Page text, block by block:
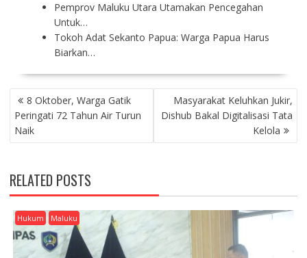
Pemprov Maluku Utara Utamakan Pencegahan
Untuk…
Tokoh Adat Sekanto Papua: Warga Papua Harus
Biarkan…
P
O
S
T
A
V
I
G
A
T
8 Oktober, Warga Gatik
Peringati 72 Tahun Air Turun
Naik
Masyarakat Keluhkan Jukir,
Dishub Bakal Digitalisasi Tata
Kelola
RELATED POSTS
Hukum Maluku